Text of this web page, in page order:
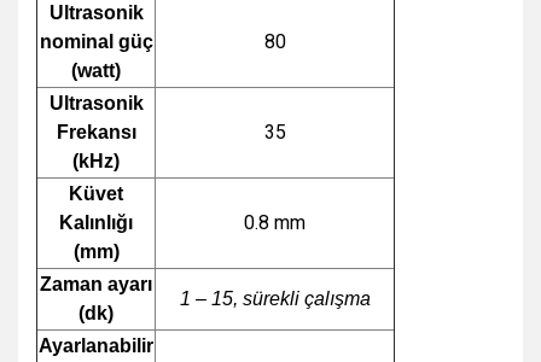
Ultrasonik
nominal güç
(watt)
80
Ultrasonik
Frekansı
(kHz)
35
Küvet
Kalınlığı
(mm)
0.8 mm
Zaman ayarı
(dk)
1 – 15, sürekli çalışma
Ayarlanabilir